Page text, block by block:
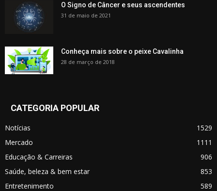
O Signo de Câncer e seus ascendentes
31 de maio de 2021
Conheça mais sobre o peixe Cavalinha
28 de março de 2018
CATEGORIA POPULAR
Notícias
1529
Mercado
1111
Educação & Carreiras
906
Saúde, beleza & bem estar
853
Entretenimento
589